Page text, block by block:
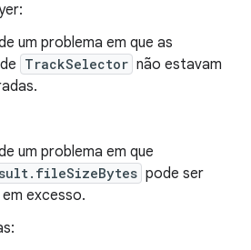
um problema em que as
TrackSelector não estavam
um problema em que
pode ser
excesso.